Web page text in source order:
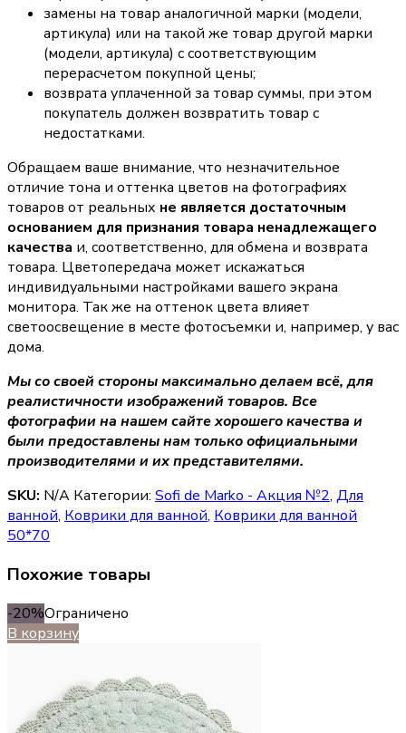
замены на товар аналогичной марки (модели,
артикула) или на такой же товар другой марки
(модели, артикула) с соответствующим
перерасчетом покупной цены;
возврата уплаченной за товар суммы, при этом
покупатель должен возвратить товар с
недостатками.
Обращаем ваше внимание, что незначительное
отличие тона и оттенка цветов на фотографиях
товаров от реальных не является достаточным
основанием для признания товара ненадлежащего
качества и, соответственно, для обмена и возврата
товара. Цветопередача может искажаться
индивидуальными настройками вашего экрана
монитора. Так же на оттенок цвета влияет
светоосвещение в месте фотосъемки и, например, у вас
дома.
Мы со своей стороны максимально делаем всё, для
реалистичности изображений товаров. Все
фотографии на нашем сайте хорошего качества и
были предоставлены нам только официальными
производителями и их представителями.
SKU: N/A Категории: Sofi de Marko - Акция №2, Для
ванной, Коврики для ванной, Коврики для ванной
50*70
Похожие товары
-20%Ограничено
В корзину